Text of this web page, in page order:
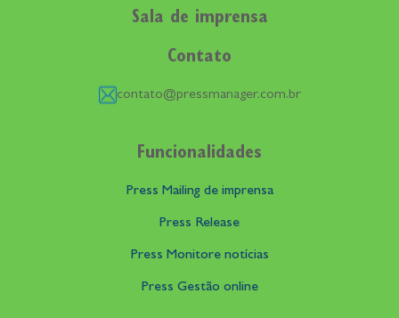
Sala de imprensa
Contato
contato@pressmanager.com.br
Funcionalidades
Press Mailing de imprensa
Press Release
Press Monitore notícias
Press Gestão online